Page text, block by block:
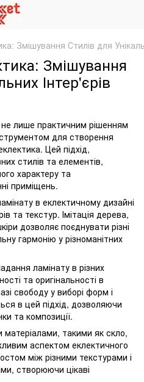
Змішування Стилів для
Змішування
Інтер'єрів
не лише практичним рішенням
для створення
Цей підхід,
стилів та елементів,
характеру та
приміщень.
в еклектичному дизайні
та текстур. Імітація дерева,
дозволяє поєднувати різні
гармонію у різноманітних
ламінату в різних
та оригінальності в
свободу у виборі форм і
в цей підхід, дозволяючи
та композиції.
такими як скло,
аспектом еклектичного
між різними текстурами і
створюючи цікаві